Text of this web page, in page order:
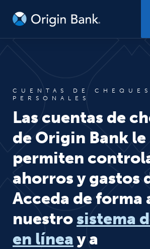
CUENTAS DE CHEQUES
PERSONALES
Las cuentas de
de Origin Bank le
permiten
ahorros y gastos
Acceda de forma
nuestro sistema
en líneay a